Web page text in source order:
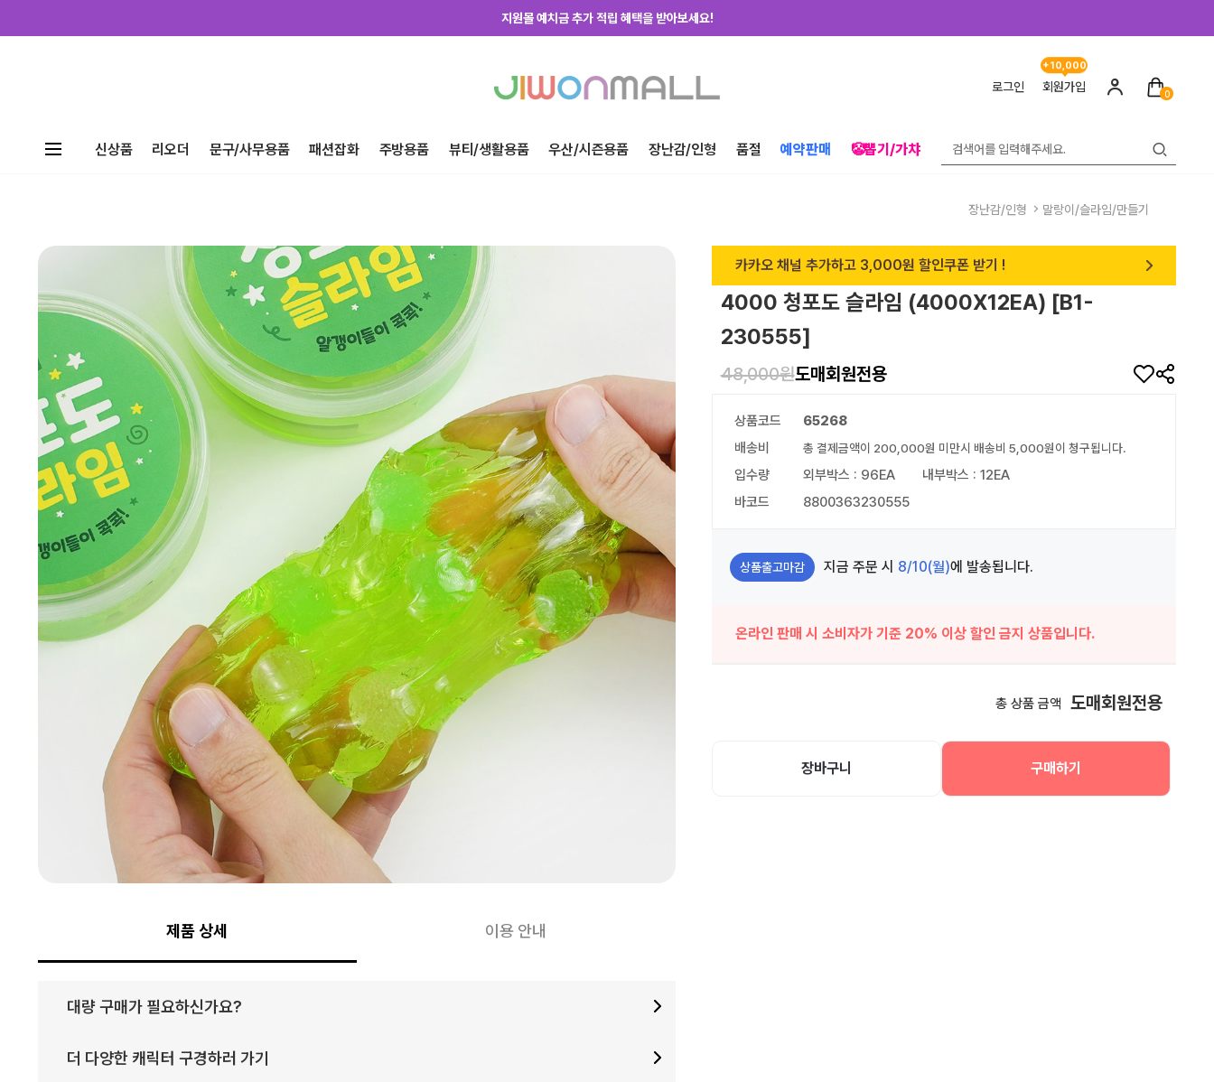
지원몰 위탁배송을 신청하세요!
지금 가입하고 첫구매 혜택 받아가세요! 로그인 회원가입
+10,000
0
신상품 리오더 문구/사무용품 패션잡화 주방용품 뷰티/생활용품 우산/시즌용품 장난감/인형 품절 예약판매 🤡뽑기/가챠
장난감/인형 말랑이/슬라임/만들기
제품 상세 이용 안내
대량 구매가 필요하신가요?
더 다양한 캐릭터 구경하러 가기
카카오 채널 추가하고 3,000원 할인쿠폰 받기 !
4000 청포도 슬라임 (4000X12EA) [B1-
230555]
48,000원도매회원전용
상품코드
65268
배송비
총 결제금액이 200,000원 미만시 배송비 5,000원이 청구됩니다.
입수량 외부박스 : 96EA
내부박스 : 12EA
바코드
8800363230555
상품출고마감 지금 주문 시 8/10(월)에 발송됩니다.
온라인 판매 시 소비자가 기준 20% 이상 할인 금지 상품입니다.
총 상품 금액 도매회원전용
장바구니 구매하기